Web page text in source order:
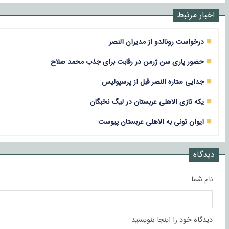
اخبار مرتبط
درخواست رونالدو از مدیران النصر
حضور پاری سن ژرمن در رقابت‌ برای جذب محمد صلاح
جدایی ستاره النصر قبل از پرسپولیس
یکه تازی الاهلی عربستان در لیگ نخبگان
ایوان تونی به الاهلی عربستان پیوست
دیدگاه
نام شما
دیدگاه خود را اینجا بنویسید: